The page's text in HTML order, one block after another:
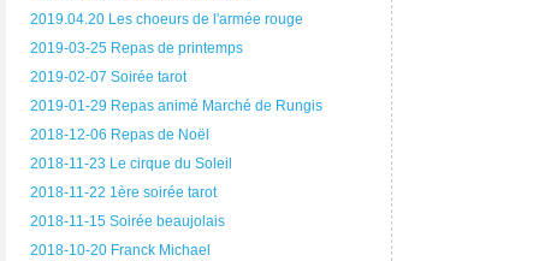
2019.04.20 Les choeurs de l'armée rouge
2019-03-25 Repas de printemps
2019-02-07 Soirée tarot
2019-01-29 Repas animé Marché de Rungis
2018-12-06 Repas de Noël
2018-11-23 Le cirque du Soleil
2018-11-22 1ère soirée tarot
2018-11-15 Soirée beaujolais
2018-10-20 Franck Michael